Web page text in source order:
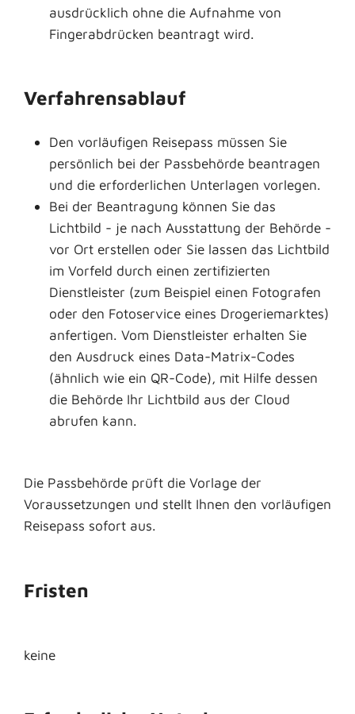
ausdrücklich ohne die Aufnahme von
Fingerabdrücken beantragt wird.
Verfahrensablauf
Den vorläufigen Reisepass müssen Sie
persönlich bei der Passbehörde beantragen
und die erforderlichen Unterlagen vorlegen.
Bei der Beantragung können Sie das
Lichtbild - je nach Ausstattung der Behörde -
vor Ort erstellen oder Sie lassen das Lichtbild
im Vorfeld durch einen zertifizierten
Dienstleister (zum Beispiel einen Fotografen
oder den Fotoservice eines Drogeriemarktes)
anfertigen. Vom Dienstleister erhalten Sie
den Ausdruck eines Data-Matrix-Codes
(ähnlich wie ein QR-Code), mit Hilfe dessen
die Behörde Ihr Lichtbild aus der Cloud
abrufen kann.
Die Passbehörde prüft die Vorlage der
Voraussetzungen und stellt Ihnen den vorläufigen
Reisepass sofort aus.
Fristen
keine